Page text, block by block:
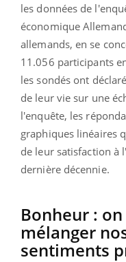
les données de
économique
allemands, en se
11.056 participants
les sondés ont
de leur vie sur une
l'enquête, les
graphiques linéaires
de leur satisfaction à
dernière décennie.
Bonheur :
mélanger
sentiments